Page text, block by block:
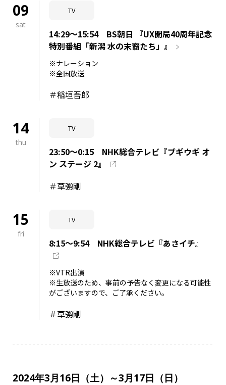
09
sat
TV
14:29～15:54 BS朝日 『UX開局40周年記念
特別番組「新潟 水の末裔たち」』
※ナレーション
※全国放送
＃稲垣吾郎
14
thu
TV
23:50～0:15 NHK総合テレビ『ブギウギ オ
ン ステージ 2』
＃草彅剛
15
fri
TV
8:15～9:54 NHK総合テレビ『あさイチ』
※VTR出演
※生放送のため、事前の予告なく変更になる可能性
がございますので、ご了承ください。
＃草彅剛
2024年3月16日（土）～3月17日（日）